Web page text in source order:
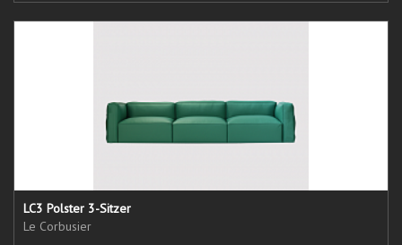
LC3 Polster 3-Sitzer
Le Corbusier